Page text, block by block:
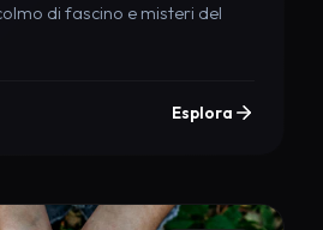
di fascino e misteri del
Esplora